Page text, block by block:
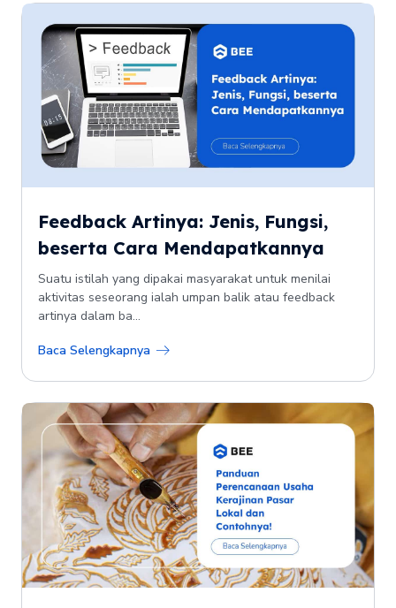
Feedback Artinya: Jenis, Fungsi,
beserta Cara Mendapatkannya
Suatu istilah yang dipakai masyarakat untuk menilai
aktivitas seseorang ialah umpan balik atau feedback
artinya dalam ba...
Baca Selengkapnya